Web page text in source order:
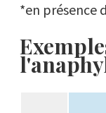
*en présence